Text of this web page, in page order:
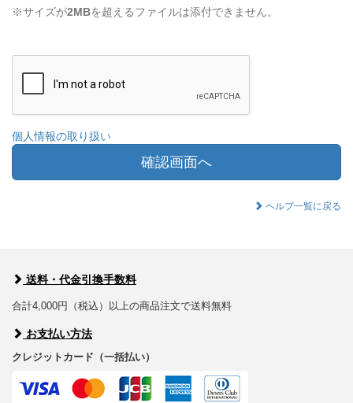
※サイズが2MBを超えるファイルは添付できません。
個人情報の取り扱い
確認画面へ
ヘルプ一覧に戻る
送料・代金引換手数料
合計4,000円（税込）以上の商品注文で送料無料
お支払い方法
クレジットカード（一括払い）